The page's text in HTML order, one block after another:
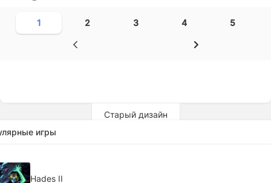
1 2 3 4 5
Старый дизайн
игры
Hades II